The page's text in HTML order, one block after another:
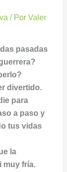
/ PorValer
pasadas
divertido.
para
a paso y
tus vidas
la
muy fría.